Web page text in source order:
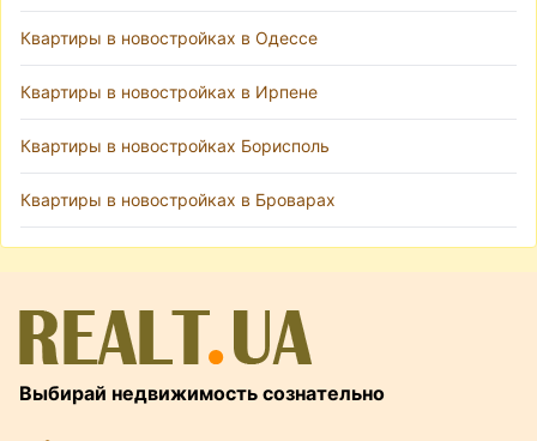
Квартиры в новостройках в Одессе
Квартиры в новостройках в Ирпене
Квартиры в новостройках Борисполь
Квартиры в новостройках в Броварах
Выбирай недвижимость сознательно